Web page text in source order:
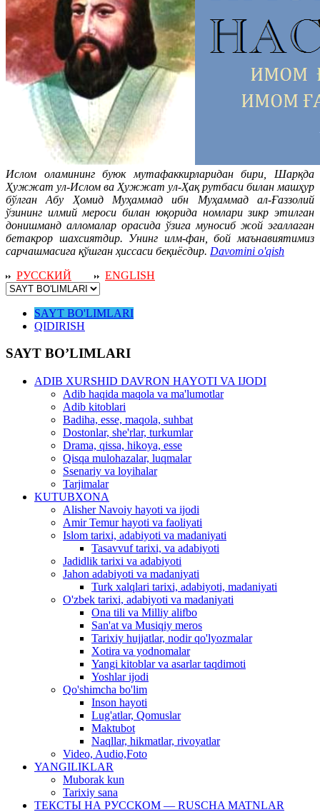
Ислом оламининг буюк мутафаккирларидан бири, Шарқда
Ҳужжат ул-Ислом ва Ҳужжат ул-Ҳақ рутбаси билан машҳур
бўлган Абу Ҳомид Муҳаммад ибн Муҳаммад ал-Ғаззолий
ўзининг илмий мероси билан юқорида номлари зикр этилган
донишманд алломалар орасида ўзига муносиб жой эгаллаган
бетакрор шахсиятдир. Унинг илм-фан, бой маънавиятимиз
сарчашмасига қўшган ҳиссаси беқиёсдир. Davomini o'qish
РУССКИЙ
ENGLISH
SAYT BO'LIMLARI
QIDIRISH
SAYT BO’LIMLARI
ADIB XURSHID DAVRON HAYOTI VA IJODI
Adib haqida maqola va ma'lumotlar
Adib kitoblari
Badiha, esse, maqola, suhbat
Dostonlar, she'rlar, turkumlar
Drama, qissa, hikoya, esse
Qisqa mulohazalar, luqmalar
Ssenariy va loyihalar
Tarjimalar
KUTUBXONA
Alisher Navoiy hayoti va ijodi
Amir Temur hayoti va faoliyati
Islom tarixi, adabiyoti va madaniyati
Tasavvuf tarixi, va adabiyoti
Jadidlik tarixi va adabiyoti
Jahon adabiyoti va madaniyati
Turk xalqlari tarixi, adabiyoti, madaniyati
O'zbek tarixi, adabiyoti va madaniyati
Ona tili va Milliy alifbo
San'at va Musiqiy meros
Tarixiy hujjatlar, nodir qo'lyozmalar
Xotira va yodnomalar
Yangi kitoblar va asarlar taqdimoti
Yoshlar ijodi
Qo'shimcha bo'lim
Inson hayoti
Lug'atlar, Qomuslar
Maktubot
Naqllar, hikmatlar, rivoyatlar
Video, Audio,Foto
YANGILIKLAR
Muborak kun
Tarixiy sana
ТЕКСТЫ НА РУССКОМ — RUSCHA MATNLAR